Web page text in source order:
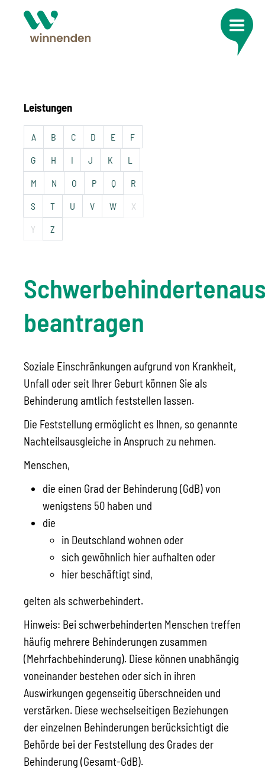
Leistungen
A B C D E F
G H I J K L
M N O P Q R
S T U V W X
Y Z
beantragen
Soziale Einschränkungen aufgrund von Krankheit,
Unfall oder seit Ihrer Geburt können Sie als
Behinderung amtlich feststellen lassen.
Die Feststellung ermöglicht es Ihnen, so genannte
Nachteilsausgleiche in Anspruch zu nehmen.
Menschen,
die einen Grad der Behinderung (GdB) von
wenigstens 50 haben und
die
in Deutschland wohnen oder
sich gewöhnlich hier aufhalten oder
hier beschäftigt sind,
gelten als schwerbehindert.
Hinweis: Bei schwerbehinderten Menschen treffen
häufig mehrere Behinderungen zusammen
(Mehrfachbehinderung). Diese können unabhängig
voneinander bestehen oder sich in ihren
Auswirkungen gegenseitig überschneiden und
verstärken. Diese wechselseitigen Beziehungen
der einzelnen Behinderungen berücksichtigt die
Behörde bei der Feststellung des Grades der
Behinderung (Gesamt-GdB).